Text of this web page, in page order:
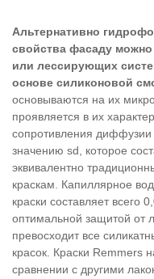
Альтернативно
свойства фасаду
или лессирующих
основе силиконовой
основываются на их
проявляется в их
сопротивления диффузии
значению sd, которое
эквивалентно
краскам. Капиллярное
краски составляет всего
оптимальной защитой от
превосходит все
красок. Краски Remmers
сравнении с другими